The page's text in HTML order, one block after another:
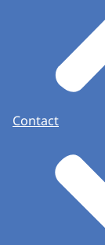
Contact